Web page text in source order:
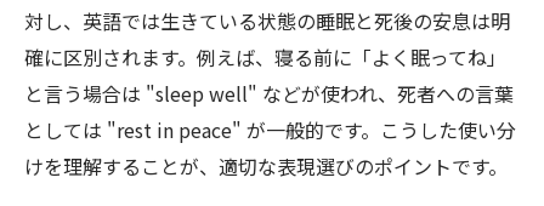
対し、英語では生きている状態の睡眠と死後の安息は明
確に区別されます。例えば、寝る前に「よく眠ってね」
と言う場合は "sleep well" などが使われ、死者への言葉
としては "rest in peace" が一般的です。こうした使い分
けを理解することが、適切な表現選びのポイントです。